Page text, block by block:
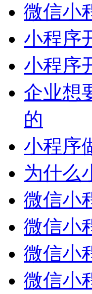
微信小
小程序
小程序
企业想
的
小程序
为什么
微信小
微信小
微信小
微信小